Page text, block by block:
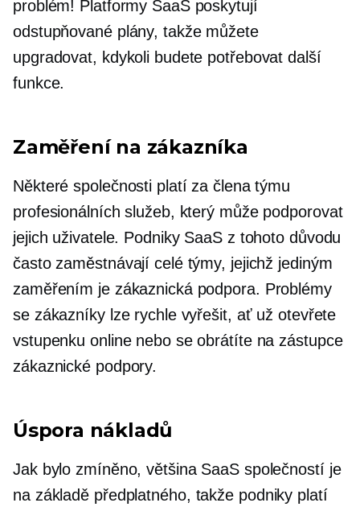
problém! Platformy SaaS poskytují
odstupňované plány, takže můžete
upgradovat, kdykoli budete potřebovat další
funkce.
Zaměření na zákazníka
Některé společnosti platí za člena týmu
profesionálních služeb, který může podporovat
jejich uživatele. Podniky SaaS z tohoto důvodu
často zaměstnávají celé týmy, jejichž jediným
zaměřením je zákaznická podpora. Problémy
se zákazníky lze rychle vyřešit, ať už otevřete
vstupenku online nebo se obrátíte na zástupce
zákaznické podpory.
Úspora nákladů
Jak bylo zmíněno, většina SaaS společností je
na základě předplatného, takže podniky platí